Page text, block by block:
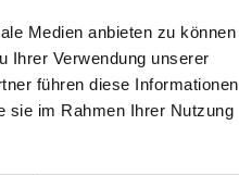
Medien anbieten zu können
Ihrer Verwendung unserer
führen diese Informationen
sie im Rahmen Ihrer Nutzung